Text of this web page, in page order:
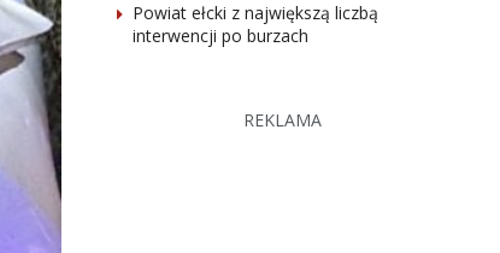
Powiat ełcki z największą liczbą
interwencji po burzach
REKLAMA